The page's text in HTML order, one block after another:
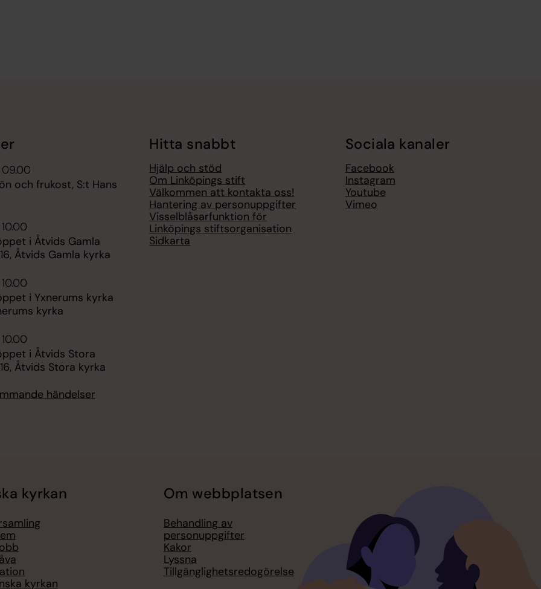
och frukost, S:t Hans
i Åtvids Gamla
Åtvids Gamla kyrka
i Yxnerums kyrka
kyrka
i Åtvids Stora
Åtvids Stora kyrka
händelser
Hitta snabbt
Hjälp och stöd
Om Linköpings stift
Välkommen att kontakta oss!
Hantering av personuppgifter
Visselblåsarfunktion för
Linköpings stiftsorganisation
Sidkarta
Sociala kanaler
Facebook
Instagram
Youtube
Vimeo
kyrkan
kyrkan
Om webbplatsen
Behandling av
personuppgifter
Kakor
Lyssna
Tillgänglighetsredogörelse